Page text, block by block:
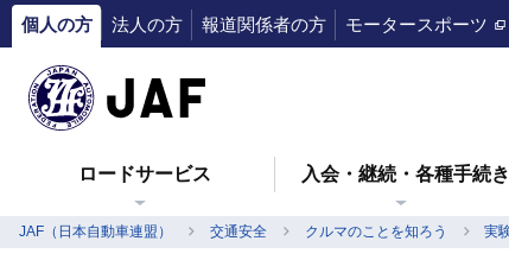
個人の方 法人の方 報道関係者の方 モータースポーツ
ロードサービス 入会・継続・各種手続き
JAF（日本自動車連盟） 交通安全 クルマのことを知ろう 実